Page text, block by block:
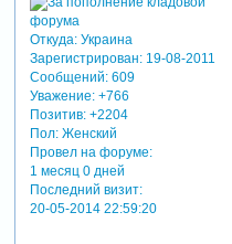
Откуда:Украина
Зарегистрирован: 19-08-2011
Сообщений:609
Уважение: +766
Позитив: +2204
Пол:Женский
Провел на форуме:
1 месяц 0 дней
Последний визит:
20-05-2014 22:59:20